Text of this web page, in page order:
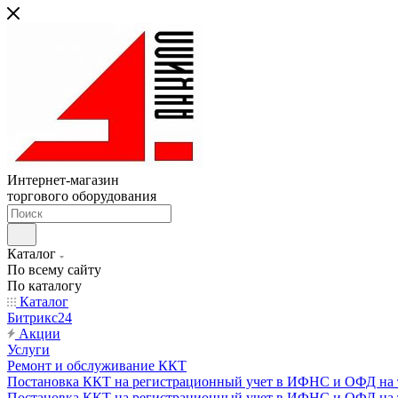
Интернет-магазин
торгового оборудования
Каталог
По всему сайту
По каталогу
Каталог
Битрикс24
Акции
Услуги
Ремонт и обслуживание ККТ
Постановка ККТ на регистрационный учет в ИФНС и ОФД на